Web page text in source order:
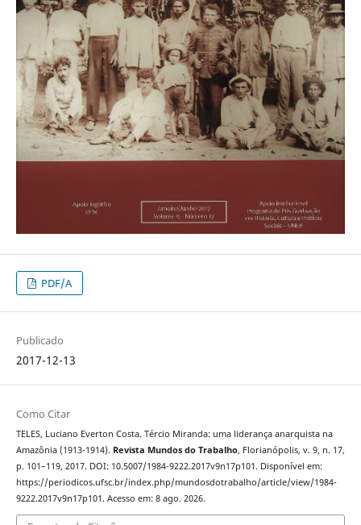
PDF/A
Publicado
2017-12-13
Como Citar
TELES, Luciano Everton Costa. Tércio Miranda: uma liderança anarquista na
Amazônia (1913-1914). Revista Mundos do Trabalho, Florianópolis, v. 9, n. 17,
p. 101–119, 2017. DOI: 10.5007/1984-9222.2017v9n17p101. Disponível em:
https://periodicos.ufsc.br/index.php/mundosdotrabalho/article/view/1984-
9222.2017v9n17p101. Acesso em: 8 ago. 2026.